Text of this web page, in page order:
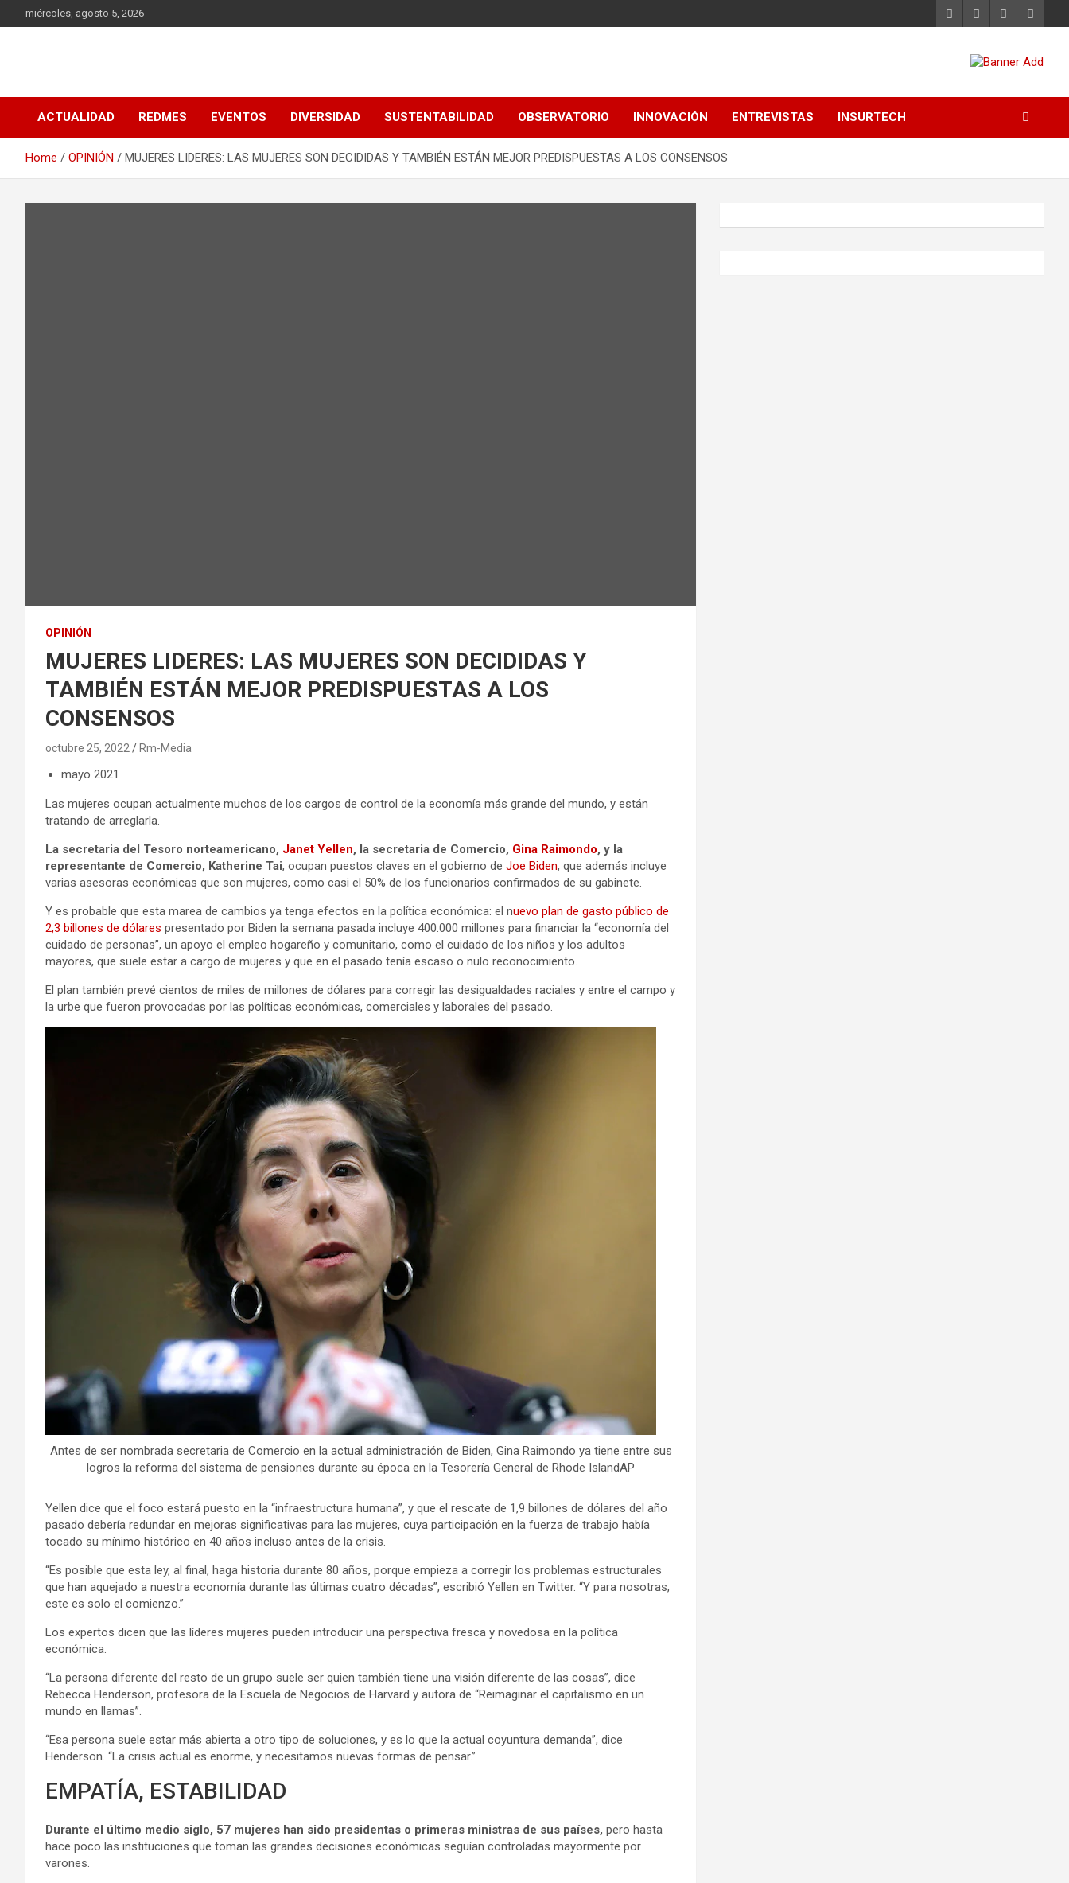
to
miércoles, agosto 5, 2026
ACTUALIDAD REDMES EVENTOS DIVERSIDAD SUSTENTABILIDAD OBSERVATORIO INNOVACIÓN ENTREVISTAS INSURTECH
Home OPINIÓN MUJERES LIDERES: LAS MUJERES SON DECIDIDAS Y TAMBIÉN ESTÁN MEJOR PREDISPUESTAS A LOS CONSENSOS
OPINIÓN
MUJERES LIDERES: LAS MUJERES SON DECIDIDAS Y
TAMBIÉN ESTÁN MEJOR PREDISPUESTAS A LOS
CONSENSOS
octubre 25, 2022 Rm-Media
mayo 2021
Las mujeres ocupan actualmente muchos de los cargos de control de la economía más grande del mundo, y están
tratando de arreglarla.
La secretaria del Tesoro norteamericano, Janet Yellen, la secretaria de Comercio, Gina Raimondo, y la
representante de Comercio, Katherine Tai, ocupan puestos claves en el gobierno de Joe Biden, que además incluye
varias asesoras económicas que son mujeres, como casi el 50% de los funcionarios confirmados de su gabinete.
Y es probable que esta marea de cambios ya tenga efectos en la política económica: el nuevo plan de gasto público de
2,3 billones de dólares presentado por Biden la semana pasada incluye 400.000 millones para financiar la “economía del
cuidado de personas”, un apoyo el empleo hogareño y comunitario, como el cuidado de los niños y los adultos
mayores, que suele estar a cargo de mujeres y que en el pasado tenía escaso o nulo reconocimiento.
El plan también prevé cientos de miles de millones de dólares para corregir las desigualdades raciales y entre el campo y
la urbe que fueron provocadas por las políticas económicas, comerciales y laborales del pasado.
Antes de ser nombrada secretaria de Comercio en la actual administración de Biden, Gina Raimondo ya tiene entre sus
logros la reforma del sistema de pensiones durante su época en la Tesorería General de Rhode IslandAP
Yellen dice que el foco estará puesto en la “infraestructura humana”, y que el rescate de 1,9 billones de dólares del año
pasado debería redundar en mejoras significativas para las mujeres, cuya participación en la fuerza de trabajo había
tocado su mínimo histórico en 40 años incluso antes de la crisis.
“Es posible que esta ley, al final, haga historia durante 80 años, porque empieza a corregir los problemas estructurales
que han aquejado a nuestra economía durante las últimas cuatro décadas”, escribió Yellen en Twitter. “Y para nosotras,
este es solo el comienzo.”
Los expertos dicen que las líderes mujeres pueden introducir una perspectiva fresca y novedosa en la política
económica.
“La persona diferente del resto de un grupo suele ser quien también tiene una visión diferente de las cosas”, dice
Rebecca Henderson, profesora de la Escuela de Negocios de Harvard y autora de “Reimaginar el capitalismo en un
mundo en llamas”.
“Esa persona suele estar más abierta a otro tipo de soluciones, y es lo que la actual coyuntura demanda”, dice
Henderson. “La crisis actual es enorme, y necesitamos nuevas formas de pensar.”
EMPATÍA, ESTABILIDAD
Durante el último medio siglo, 57 mujeres han sido presidentas o primeras ministras de sus países, pero hasta
hace poco las instituciones que toman las grandes decisiones económicas seguían controladas mayormente por
varones.